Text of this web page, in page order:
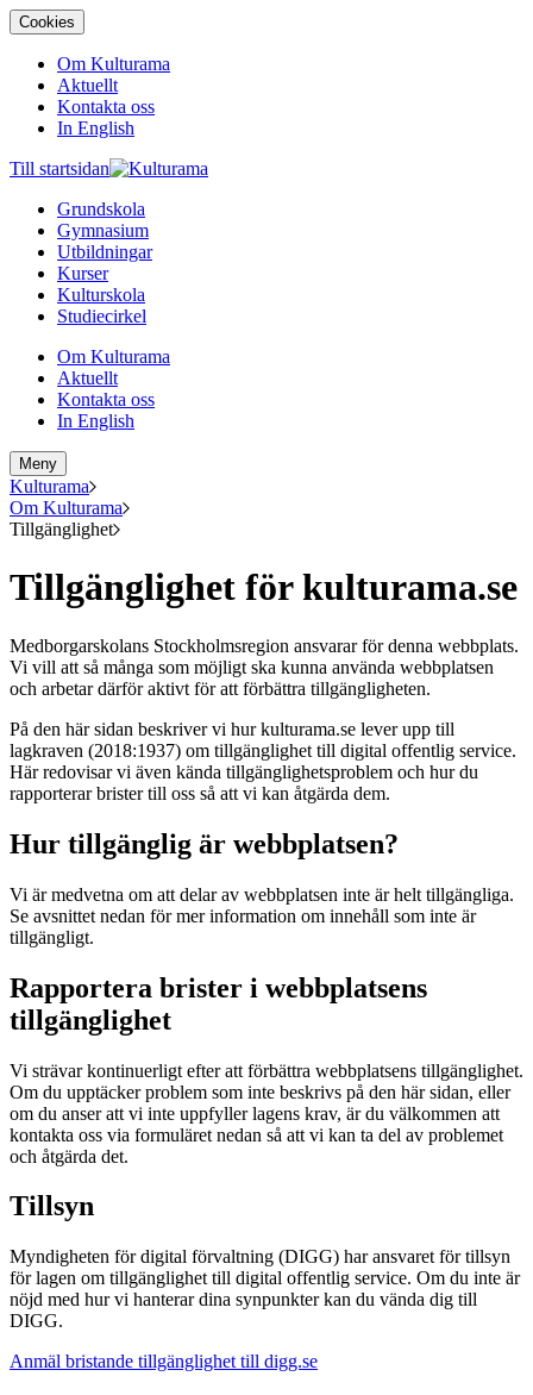
Cookies
Om Kulturama
Aktuellt
Kontakta oss
In English
Till startsidan
Grundskola
Gymnasium
Utbildningar
Kurser
Kulturskola
Studiecirkel
Om Kulturama
Aktuellt
Kontakta oss
In English
Meny
Kulturama
Om Kulturama
Tillgänglighet
Tillgänglighet för kulturama.se
Medborgarskolans Stockholmsregion ansvarar för denna webbplats.
Vi vill att så många som möjligt ska kunna använda webbplatsen
och arbetar därför aktivt för att förbättra tillgängligheten.
På den här sidan beskriver vi hur kulturama.se lever upp till
lagkraven (2018:1937) om tillgänglighet till digital offentlig service.
Här redovisar vi även kända tillgänglighetsproblem och hur du
rapporterar brister till oss så att vi kan åtgärda dem.
Hur tillgänglig är webbplatsen?
Vi är medvetna om att delar av webbplatsen inte är helt tillgängliga.
Se avsnittet nedan för mer information om innehåll som inte är
tillgängligt.
Rapportera brister i webbplatsens
tillgänglighet
Vi strävar kontinuerligt efter att förbättra webbplatsens tillgänglighet.
Om du upptäcker problem som inte beskrivs på den här sidan, eller
om du anser att vi inte uppfyller lagens krav, är du välkommen att
kontakta oss via formuläret nedan så att vi kan ta del av problemet
och åtgärda det.
Tillsyn
Myndigheten för digital förvaltning (DIGG) har ansvaret för tillsyn
för lagen om tillgänglighet till digital offentlig service. Om du inte är
nöjd med hur vi hanterar dina synpunkter kan du vända dig till
DIGG.
Anmäl bristande tillgänglighet till digg.se